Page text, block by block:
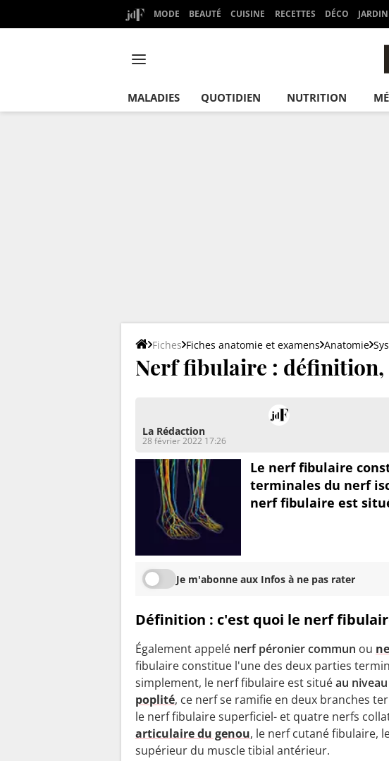
MODE BEAUTÉ CUISINE RECETTES DÉCO JARDIN
MALADIES QUOTIDIEN NUTRITION
Fiches Fiches anatomie et examens Anatomie
Nerf fibulaire : définition,
La Rédaction
28 février 2022 17:26
Le nerf fibulaire
terminales du nerf
nerf fibulaire est
Je m'abonne aux Infos à ne pas rater
Définition : c'est quoi le nerf
Également appelé nerf péronier commun ou
fibulaire constitue l'une des deux parties
simplement, le nerf fibulaire est situéau
poplité, ce nerf se ramifie en deux branches
le nerf fibulaire superficiel- et quatre nerfs
articulaire du genou, le nerf cutané fibulaire,
supérieur du muscle tibial antérieur.